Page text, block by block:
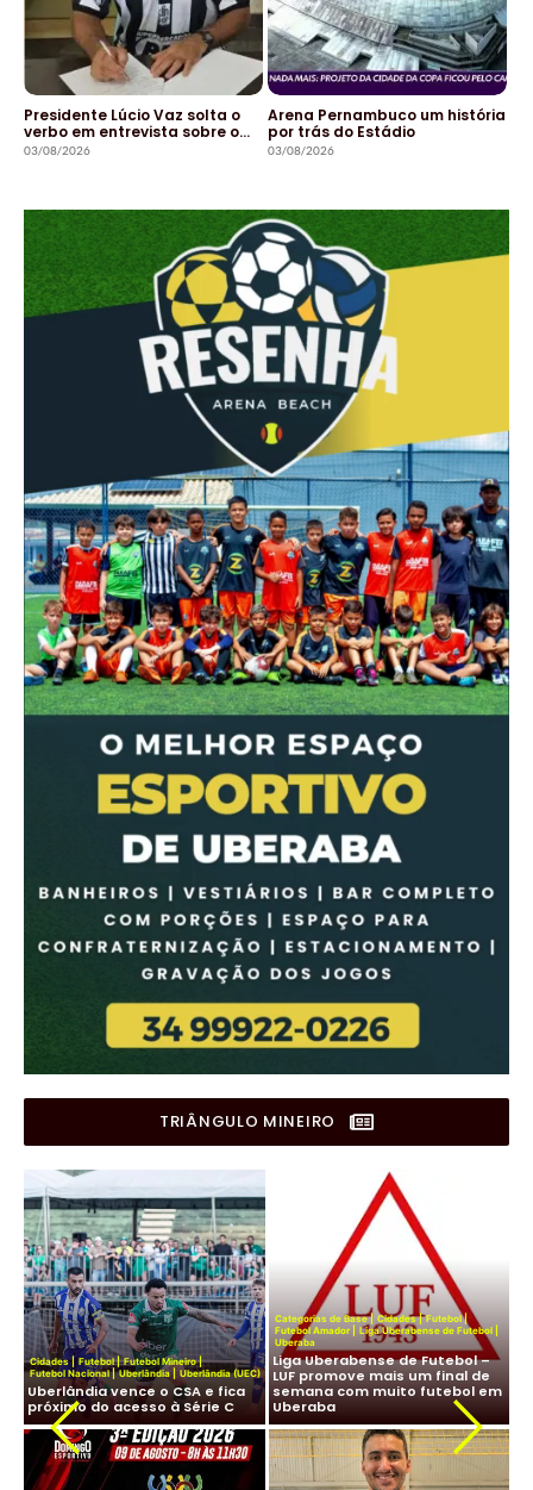
Presidente Lúcio Vaz solta o
verbo em entrevista sobre o…
03/08/2026
Arena Pernambuco um história
por trás do Estádio
03/08/2026
TRIÂNGULO MINEIRO
Cidades| Futebol| Futebol Mineiro|
Futebol Nacional| Uberlândia Uberlândia (UEC)
Uberlândia vence o CSA e fica
próximo do acesso à Série C
Categorias de Base| Cidades| Futebol|
Futebol Amador| Liga Uberabense de Futebol|
Uberaba
Liga Uberabense de Futebol –
LUF promove mais um final de
semana com muito futebol em
Uberaba